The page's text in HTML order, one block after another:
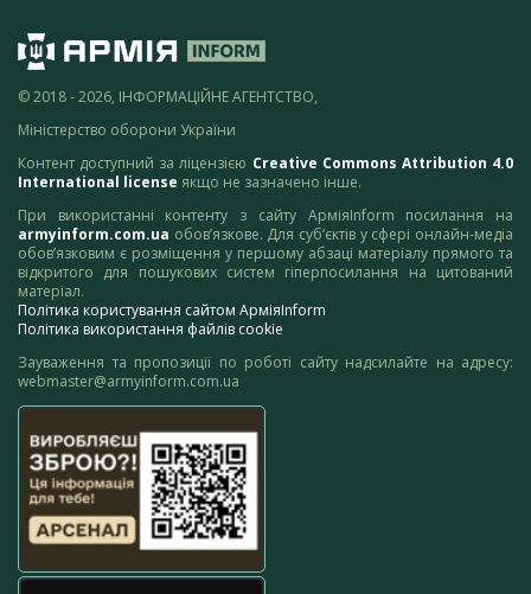
© 2018 - 2026, ІНФОРМАЦІЙНЕ АГЕНТСТВО,
Міністерство оборони України
Контент доступний за ліцензією Creative Commons Attribution 4.0
International license якщо не зазначено інше.
При використанні контенту з сайту АрміяInform посилання на
armyinform.com.ua обов’язкове. Для суб’єктів у сфері онлайн-медіа
обов’язковим є розміщення у першому абзаці матеріалу прямого та
відкритого для пошукових систем гіперпосилання на цитований
матеріал.
Політика користування сайтом АрміяInform
Політика використання файлів cookie
Зауваження та пропозиції по роботі сайту надсилайте на адресу:
webmaster@armyinform.com.ua